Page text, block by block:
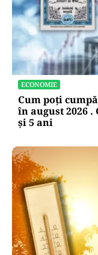
ECONOMIE
Cum poți
în august 2026
și 5 ani